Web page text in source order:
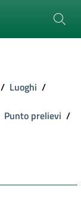
/ Luoghi /
Punto prelievi /